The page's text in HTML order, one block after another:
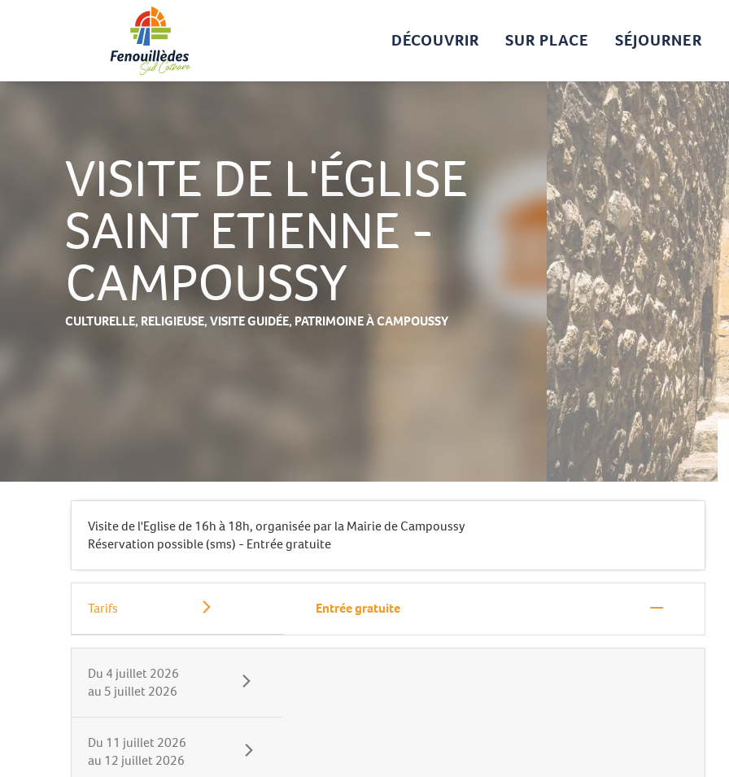
DÉCOUVRIR SUR PLACE SÉJOURNER
VISITE DE L'ÉGLISE
SAINT ETIENNE -
CAMPOUSSY
CULTURELLE, RELIGIEUSE,VISITE GUIDÉE, PATRIMOINEÀ CAMPOUSSY
Visite de l'Eglise de 16h à 18h, organisée par la Mairie de Campoussy
Réservation possible (sms) - Entrée gratuite
Tarifs Entrée gratuite —
Du 4 juillet 2026
au 5 juillet 2026
Du 11 juillet 2026
au 12 juillet 2026